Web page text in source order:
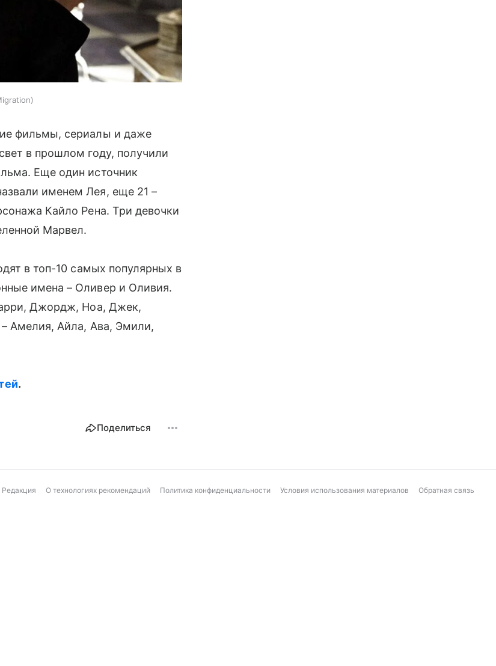
фильмы, сериалы и даже
в прошлом году, получили
Еще один источник
именем Лея, еще 21 –
Кайло Рена. Три девочки
Марвел.
в топ-10 самых популярных в
имена – Оливер и Оливия.
Джордж, Ноа, Джек,
Амелия, Айла, Ава, Эмили,
.
Поделиться
Редакция О технологиях рекомендаций Политика конфиденциальности Условия использования материалов Обратная связь